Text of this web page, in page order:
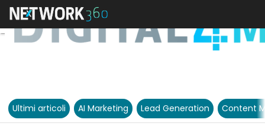
Ultimi articoli AI Marketing Lead Generation Content